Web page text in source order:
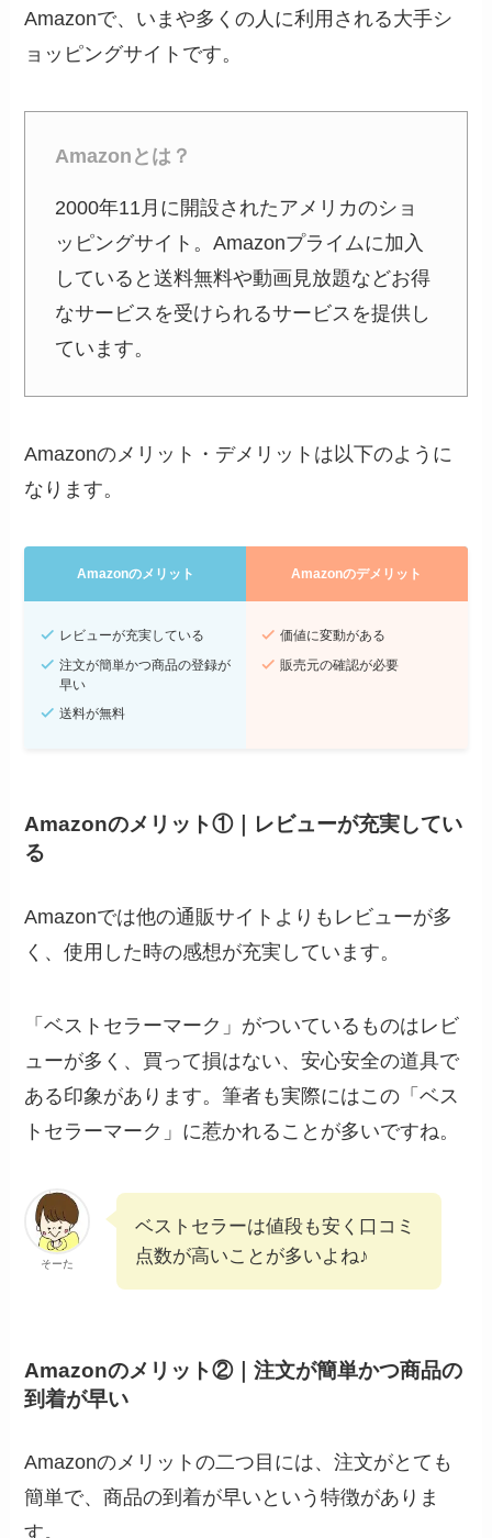
Amazonで、いまや多くの人に利用される大手シ
ョッピングサイトです。
Amazonとは？
2000年11月に開設されたアメリカのショ
ッピングサイト。Amazonプライムに加入
していると送料無料や動画見放題などお得
なサービスを受けられるサービスを提供し
ています。
Amazonのメリット・デメリットは以下のように
なります。
Amazonのメリット Amazonのデメリット
レビューが充実している
注文が簡単かつ商品の登録が
早い
送料が無料
価値に変動がある
販売元の確認が必要
Amazonのメリット①｜ レビューが充実してい
る
Amazonでは他の通販サイトよりもレビューが多
く、使用した時の感想が充実しています。
「ベストセラーマーク」がついているものはレビ
ューが多く、買って損はない、安心安全の道具で
ある印象があります。筆者も実際にはこの「ベス
トセラーマーク」に惹かれることが多いですね。
そーた
ベストセラーは値段も安く口コミ
点数が高いことが多いよね♪
Amazonのメリット②｜注文が簡単かつ商品の
到着が早い
Amazonのメリットの二つ目には、注文がとても
簡単で、商品の到着が早いという特徴がありま
す。